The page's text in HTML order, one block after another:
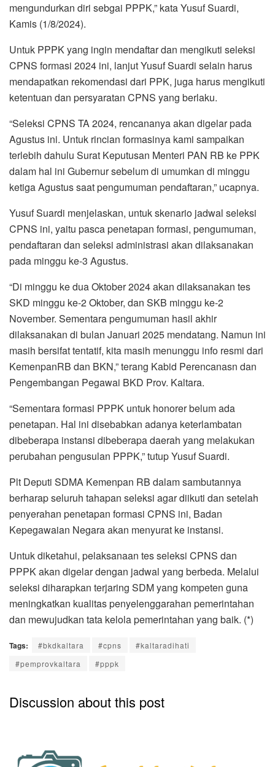
mengundurkan diri sebgai PPPK,” kata Yusuf Suardi,
Kamis (1/8/2024).
Untuk PPPK yang ingin mendaftar dan mengikuti seleksi
CPNS formasi 2024 ini, lanjut Yusuf Suardi selain harus
mendapatkan rekomendasi dari PPK, juga harus mengikuti
ketentuan dan persyaratan CPNS yang berlaku.
“Seleksi CPNS TA 2024, rencananya akan digelar pada
Agustus ini. Untuk rincian formasinya kami sampaikan
terlebih dahulu Surat Keputusan Menteri PAN RB ke PPK
dalam hal ini Gubernur sebelum di umumkan di minggu
ketiga Agustus saat pengumuman pendaftaran,” ucapnya.
Yusuf Suardi menjelaskan, untuk skenario jadwal seleksi
CPNS ini, yaitu pasca penetapan formasi, pengumuman,
pendaftaran dan seleksi administrasi akan dilaksanakan
pada minggu ke-3 Agustus.
“Di minggu ke dua Oktober 2024 akan dilaksanakan tes
SKD minggu ke-2 Oktober, dan SKB minggu ke-2
November. Sementara pengumuman hasil akhir
dilaksanakan di bulan Januari 2025 mendatang. Namun ini
masih bersifat tentatif, kita masih menunggu info resmi dari
KemenpanRB dan BKN,” terang Kabid Perencanasn dan
Pengembangan Pegawai BKD Prov. Kaltara.
“Sementara formasi PPPK untuk honorer belum ada
penetapan. Hal ini disebabkan adanya keterlambatan
dibeberapa instansi dibeberapa daerah yang melakukan
perubahan pengusulan PPPK,” tutup Yusuf Suardi.
Plt Deputi SDMA Kemenpan RB dalam sambutannya
berharap seluruh tahapan seleksi agar diikuti dan setelah
penyerahan penetapan formasi CPNS ini, Badan
Kepegawaian Negara akan menyurat ke instansi.
Untuk diketahui, pelaksanaan tes seleksi CPNS dan
PPPK akan digelar dengan jadwal yang berbeda. Melalui
seleksi diharapkan terjaring SDM yang kompeten guna
meningkatkan kualitas penyelenggarahan pemerintahan
dan mewujudkan tata kelola pemerintahan yang baik. (*)
Tags: #bkdkaltara #cpns
#kaltaradihati
#pemprovkaltara
#pppk
Discussion about this post